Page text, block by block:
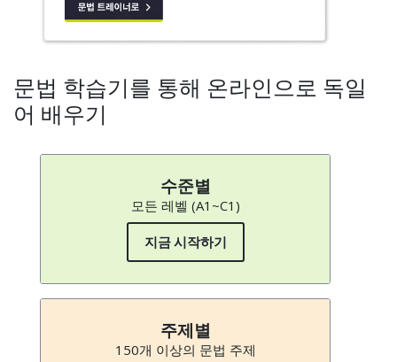
문법 학습기를 통해 온라인으로 독일
어 배우기
수준별
모든 레벨 (A1~C1)
지금 시작하기
주제별
150개 이상의 문법 주제